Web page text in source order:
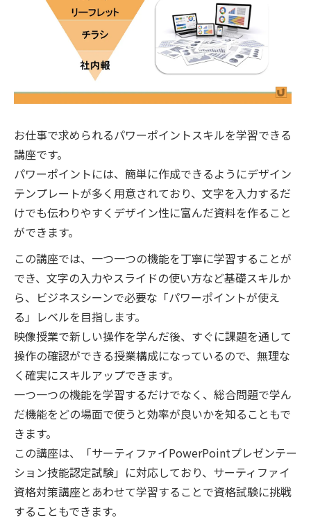
お仕事で求められるパワーポイントスキルを学習できる
講座です。
パワーポイントには、簡単に作成できるようにデザイン
テンプレートが多く用意されており、文字を入力するだ
けでも伝わりやすくデザイン性に富んだ資料を作ること
ができます。
この講座では、一つ一つの機能を丁寧に学習することが
でき、文字の入力やスライドの使い方など基礎スキルか
ら、ビジネスシーンで必要な「パワーポイントが使え
る」レベルを目指します。
映像授業で新しい操作を学んだ後、すぐに課題を通して
操作の確認ができる授業構成になっているので、無理な
く確実にスキルアップできます。
一つ一つの機能を学習するだけでなく、総合問題で学ん
だ機能をどの場面で使うと効率が良いかを知ることもで
きます。
この講座は、「サーティファイPowerPointプレゼンテー
ション技能認定試験」に対応しており、サーティファイ
資格対策講座とあわせて学習することで資格試験に挑戦
することもできます。